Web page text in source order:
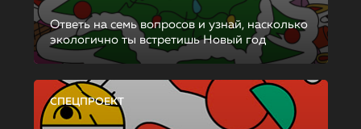
Ответь на семь вопросов и узнай, насколько
экологично ты встретишь Новый год
СПЕЦПРОЕКТ